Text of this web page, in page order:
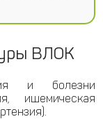
ВЛОК
и болезни
ишемическая